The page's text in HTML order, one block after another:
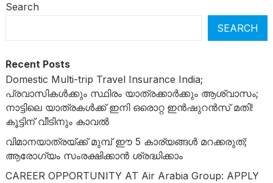
Search
SEARCH
Recent Posts
Domestic Multi-trip Travel Insurance India;
പ്രവാസികൾക്കും സ്ഥിരം യാത്രക്കാർക്കും ആശ്വാസം;
നാട്ടിലെ യാത്രകൾക്ക് ഇനി ഒരൊറ്റ ഇൻഷുറൻസ് മതി!
കൂട്ടിന് വീടിനും കാവൽ
വിമാനയാത്രയ്ക്ക് മുമ്പ് ഈ 5 കാര്യങ്ങൾ മറക്കരുത്;
ആരോഗ്യം സംരക്ഷിക്കാൻ ശ്രദ്ധിക്കാം
CAREER OPPORTUNITY AT Air Arabia Group: APPLY